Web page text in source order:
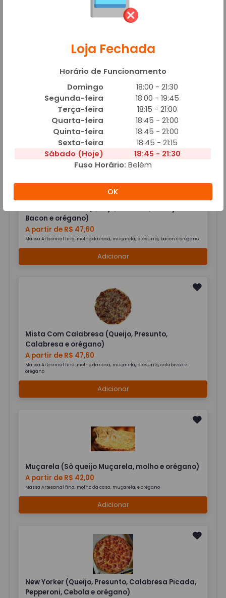
Frango com CreamCheease (Queijo, frango,
creamcheease, azeitona e orégano)
A partir de R$ 49,00
Massa artesanal fina, molho da casa, muçarela, frango, creamcheese e
Adicionar
Bacon e orégano)
A partir de R$ 47,60
Massa Artesanal fina, molho da casa, muçarela, presunto, bacon e orégano
Adicionar
Mista Com Calabresa (Queijo, Presunto,
Calabresa e orégano)
A partir de R$ 47,60
Massa Artesanal fina, molho da casa, muçarela, presunto, calabresa e
orégano
Adicionar
Muçarela (Sò queijo Muçarela, molho e orégano)
A partir de R$ 42,00
Massa Artesanal fina, molho da casa, muçarela, e orégano
Adicionar
New Yorker (Queijo, Presunto, Calabresa Picada,
Pepperoni, Cebola e orégano)
Loja Fechada
Horário de Funcionamento
Domingo
18:00 - 21:30
Segunda-feira
18:00 - 19:45
Terça-feira
18:15 - 21:00
Quarta-feira
18:45 - 21:00
Quinta-feira
18:45 - 21:00
Sexta-feira
18:45 - 21:15
Sábado (Hoje)
18:45 - 21:30
Fuso Horário: Belém
OK